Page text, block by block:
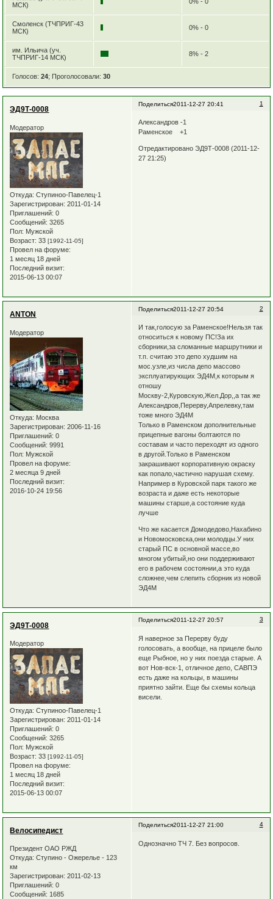
МСК)
Смоленск (ТЧПРИГ-43
МСК)
0% - 0
им. Ильича (уч.
ТЧПРИГ-14 МСК)
8% - 2
Голосов: 24; Проголосовали: 30
Поделиться 1
2011-12-27 20:41
ЭД9Т-0008
Модератор
Откуда: Ступиноо-Павелец-1
Зарегистрирован: 2011-01-14
Приглашений: 0
Сообщений: 3265
Пол: Мужской
Возраст: 33[1992-11-05]
Провел на форуме:
1 месяц 18 дней
Последний визит:
2015-06-13 00:07
Александров -1
Раменское +1
Отредактировано ЭД9Т-0008 (2011-12-
27 21:25)
Поделиться 2
2011-12-27 20:54
ANTON
Модератор
Откуда: Москва
Зарегистрирован: 2006-11-16
Приглашений: 0
Сообщений: 9991
Пол: Мужской
Провел на форуме:
2 месяца 9 дней
Последний визит:
2016-10-24 19:56
И так,голосую за Раменское!Нельзя так
относиться к новому ПС!За их
сборники,за сломанные маршрутники и
т.п. считаю это депо худшим на
мос.узле,из числа депо массово
эксплуатирующих ЭД4М,к которым я
отношу
Москву-2,Куровскую,Жел.Дор,,а так же
Александров,Перерву,Апрелевку,там
тоже много ЭД4М
Только в Раменском дополнительные
прицепные вагоны болтаются по
составам и часто переходят из одного
в другой.Только в Раменском
закрашивают корпоративную окраску
как попало,частично нарушая схему.
Например в Куровской парк такого же
возраста и даже есть некоторые
машины старше,а состояние куда
лучше
Что же касается Домодедово,Нахабино
и Новомосковска,они молодцы.У них
старый ПС в основной массе,во
многом убитый,но они поддерживают
его в рабочем состоянии,а это куда
сложнее,чем слепить сборник из новой
ЭД4М
Поделиться 3
2011-12-27 20:57
ЭД9Т-0008
Модератор
Откуда: Ступиноо-Павелец-1
Зарегистрирован: 2011-01-14
Приглашений: 0
Сообщений: 3265
Пол: Мужской
Возраст: 33[1992-11-05]
Провел на форуме:
1 месяц 18 дней
Последний визит:
2015-06-13 00:07
Я наверное за Перерву буду
голосовать, а вообще, на прицеле было
еще Рыбное, но у них поезда старые. А
вот Нов-вск-1, отличное депо, САВПЭ
есть даже на кольцы, в машины
приятно зайти. Еще бы схемы кольца
висели.
Поделиться 4
2011-12-27 21:00
Велосипедист
Президент ОАО РЖД
Откуда: Ступино - Ожерелье - 123
км
Зарегистрирован: 2011-02-13
Приглашений: 0
Сообщений: 1685
Однозначно ТЧ 7. Без вопросов.